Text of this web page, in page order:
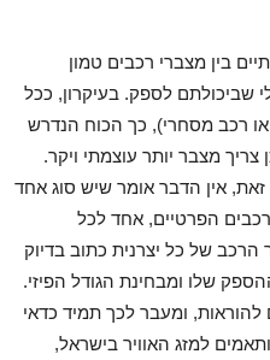
בין מצברי רכבים טמון
לספק. בעיקרון, ככל
רכב מסחרי), כך הכוח הנדרש
צריך מצבר יותר עוצמתי ויקר.
אין הדבר אומר שיש סוג אחד
הפרטיים, אחד לכל
של כל יצרנית כתוב בדיוק
שלו ומבחינת הגודל הפיזי.
ומעבר לכך תמיד כדאי
למזג האוויר בישראל,